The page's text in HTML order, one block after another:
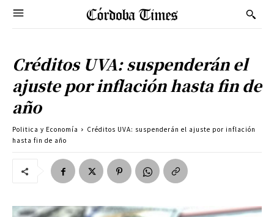
Créditos UVA: suspenderán el
ajuste por inflación hasta fin de
año
Politica y Economía
Créditos UVA: suspenderán el ajuste por inflación
hasta fin de año